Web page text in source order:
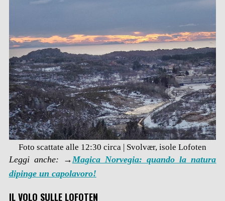
Foto scattate alle 12:30 circa | Svolvær, isole Lofoten
Leggi anche: → Magica Norvegia: quando la natura
dipinge un capolavoro!
IL VOLO SULLE LOFOTEN